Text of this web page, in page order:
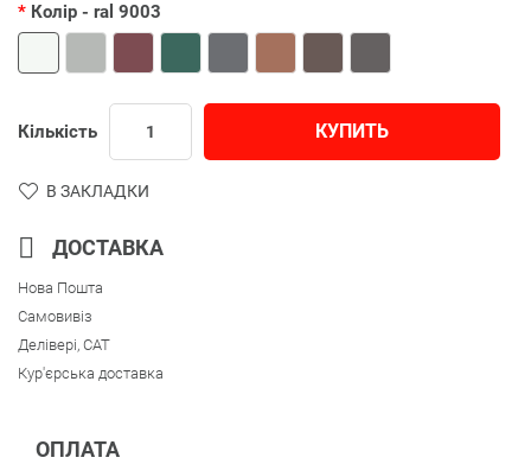
Колір - ral 9003
Кількість КУПИТЬ
В ЗАКЛАДКИ
ДОСТАВКА
Нова Пошта
Самовивіз
Делівері, CAT
Кур'єрська доставка
ОПЛАТА